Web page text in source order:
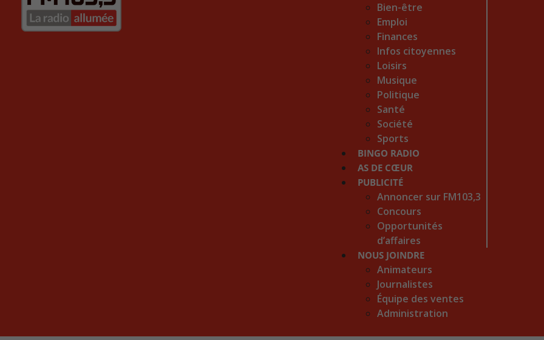
Bien-être
Emploi
Finances
Infos citoyennes
Loisirs
Musique
Politique
Santé
Société
Sports
BINGO RADIO
AS DE CŒUR
PUBLICITÉ
Annoncer sur FM103,3
Concours
Opportunités
d’affaires
NOUS JOINDRE
Animateurs
Journalistes
Équipe des ventes
Administration